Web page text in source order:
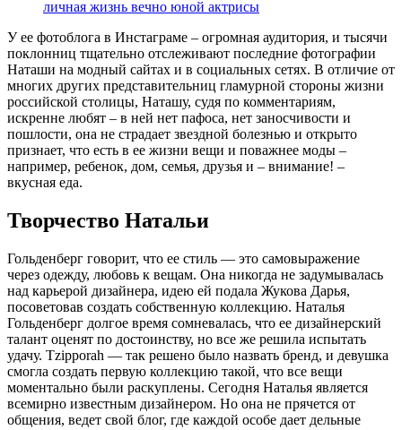
личная жизнь вечно юной актрисы
У ее фотоблога в Инстаграме – огромная аудитория, и тысячи
поклонниц тщательно отслеживают последние фотографии
Наташи на модный сайтах и в социальных сетях. В отличие от
многих других представительниц гламурной стороны жизни
российской столицы, Наташу, судя по комментариям,
искренне любят – в ней нет пафоса, нет заносчивости и
пошлости, она не страдает звездной болезнью и открыто
признает, что есть в ее жизни вещи и поважнее моды –
например, ребенок, дом, семья, друзья и – внимание! –
вкусная еда.
Творчество Натальи
Гольденберг говорит, что ее стиль — это самовыражение
через одежду, любовь к вещам. Она никогда не задумывалась
над карьерой дизайнера, идею ей подала Жукова Дарья,
посоветовав создать собственную коллекцию. Наталья
Гольденберг долгое время сомневалась, что ее дизайнерский
талант оценят по достоинству, но все же решила испытать
удачу. Tzipporah — так решено было назвать бренд, и девушка
смогла создать первую коллекцию такой, что все вещи
моментально были раскуплены. Сегодня Наталья является
всемирно известным дизайнером. Но она не прячется от
общения, ведет свой блог, где каждой особе дает дельные